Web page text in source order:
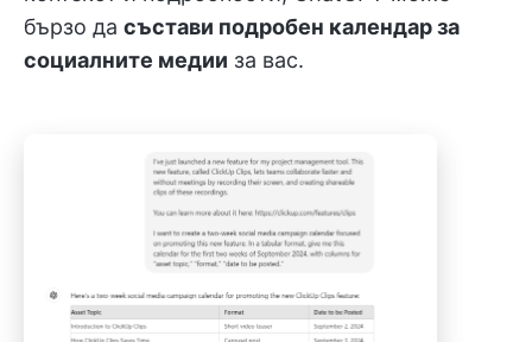
бързо да състави подробен календар за
социалните медии за вас.